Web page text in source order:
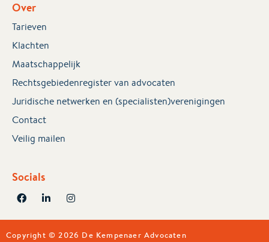
Over
Tarieven
Klachten
Maatschappelijk
Rechtsgebiedenregister van advocaten
Juridische netwerken en (specialisten)verenigingen
Contact
Veilig mailen
Socials
Copyright © 2026 De Kempenaer Advocaten